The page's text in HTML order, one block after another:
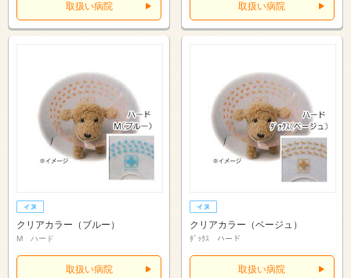
取扱い病院 取扱い病院
クリアカラー（ブルー）
M ハード
取扱い病院
クリアカラー（ベージュ）
ﾀﾞｯｸｽ ハード
取扱い病院